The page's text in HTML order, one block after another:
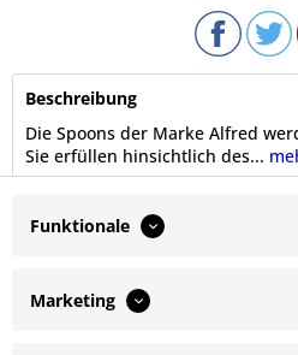
Beschreibung
Die Spoons der Marke Alfred
Sie erfüllen hinsichtlich des...
Bewertungen
0
Ähnliche Artikel
Funktionale
Marketing